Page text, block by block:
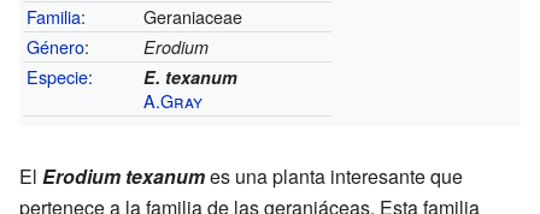
Familia:
Geraniaceae
Género: Erodium
Especie: E. texanum
A.Gray
El Erodium texanumes una planta interesante que
pertenece a la familia de las geraniáceas. Esta familia